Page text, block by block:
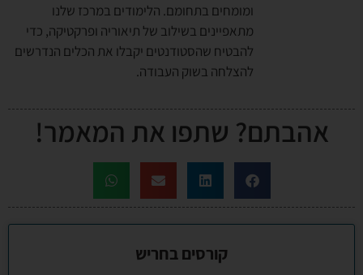
ומומחים בתחומם. הלימודים במרכז שלנו
מתאפיינים בשילוב של תיאוריה ופרקטיקה, כדי
להבטיח שהסטודנטים יקבלו את הכלים הנדרשים
להצלחה בשוק העבודה.
אהבתם? שתפו את המאמר!
קורסים בחריש